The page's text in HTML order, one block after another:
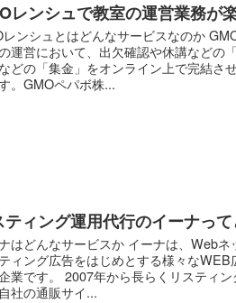
レンシュで教室の運営業務が
ンシュとはどんなサービスなのか
運営において、出欠確認や休講などの
どの「集金」をオンライン上で完結さ
。GMOペパボ株...
ティング運用代行のイーナっ
はどんなサービスか イーナは、Webネ
ィング広告をはじめとする様々なWEB
業です。 2007年から長らくリスティ
社の通販サイ...